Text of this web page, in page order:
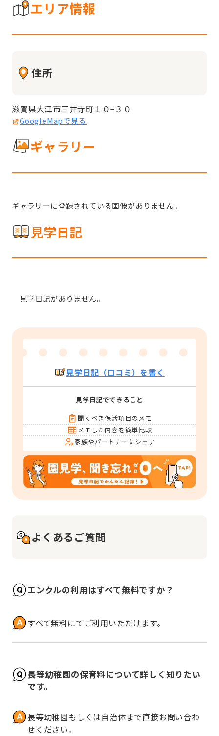
エリア情報
住所
滋賀県大津市三井寺町１０−３０
GoogleMapで見る
ギャラリー
ギャラリーに登録されている画像がありません。
見学日記
見学日記がありません。
見学日記（口コミ）を書く
見学日記でできること
聞くべき保活項目のメモ
メモした内容を簡単比較
家族やパートナーにシェア
よくあるご質問
エンクルの利用はすべて無料ですか？
すべて無料にてご利用いただけます。
長等幼稚園の保育料について詳しく知りたい
です。
長等幼稚園もしくは自治体まで直接お問い合わ
せください。